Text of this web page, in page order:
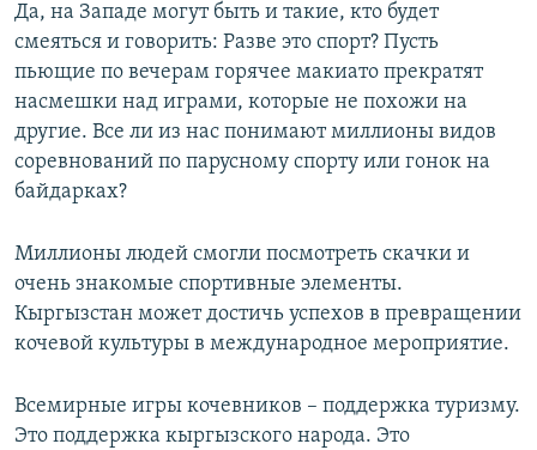
Да, на Западе могут быть и такие, кто будет
смеяться и говорить: Разве это спорт? Пусть
пьющие по вечерам горячее макиато прекратят
насмешки над играми, которые не похожи на
другие. Все ли из нас понимают миллионы видов
соревнований по парусному спорту или гонок на
байдарках?
Миллионы людей смогли посмотреть скачки и
очень знакомые спортивные элементы.
Кыргызстан может достичь успехов в превращении
кочевой культуры в международное мероприятие.
Всемирные игры кочевников – поддержка туризму.
Это поддержка кыргызского народа. Это